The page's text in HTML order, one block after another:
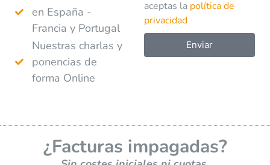
en España -
Francia y Portugal
Nuestras charlas y
ponencias de
forma Online
aceptas la política de
privacidad
Enviar
r
n
a
¿Facturas impagadas?